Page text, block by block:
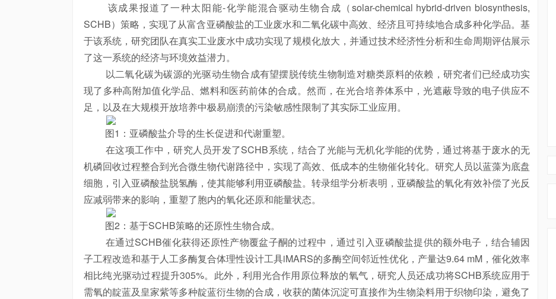
该成果报道了一种太阳能-化学能混合驱动生物合成（solar-chemical hybrid-driven biosynthesis,
SCHB）策略，实现了从富含亚磷酸盐的工业废水和二氧化碳中高效、经济且可持续地合成多种化学品。基
于该系统，研究团队在真实工业废水中成功实现了规模化放大，并通过技术经济性分析和生命周期评估展示
了这一系统的经济与环境效益潜力。
以二氧化碳为碳源的光驱动生物合成有望摆脱传统生物制造对糖类原料的依赖，研究者们已经成功实
现了多种高附加值化学品、燃料和医药前体的合成。然而，在光合培养体系中，光遮蔽导致的电子供应不
足，以及在大规模开放培养中极易崩溃的污染敏感性限制了其实际工业应用。
图1：亚磷酸盐介导的生长促进和代谢重塑。
在这项工作中，研究人员开发了SCHB系统，结合了光能与无机化学能的优势，通过将基于废水的无
机磷回收过程整合到光合微生物代谢路径中，实现了高效、低成本的生物催化转化。研究人员以蓝藻为底盘
细胞，引入亚磷酸盐脱氢酶，使其能够利用亚磷酸盐。转录组学分析表明，亚磷酸盐的氧化有效补偿了光反
应减弱带来的影响，重塑了胞内的氧化还原和能量状态。
图2：基于SCHB策略的还原性生物合成。
在通过SCHB催化获得还原性产物覆盆子酮的过程中，通过引入亚磷酸盐提供的额外电子，结合辅因
子工程改造和基于人工多酶复合体理性设计工具iMARS的多酶空间邻近性优化，产量达9.64 mM，催化效率
相比纯光驱动过程提升305%。此外，利用光合作用原位释放的氧气，研究人员还成功将SCHB系统应用于
需氧的靛蓝及皇家紫等多种靛蓝衍生物的合成，收获的菌体沉淀可直接作为生物染料用于织物印染，避免了